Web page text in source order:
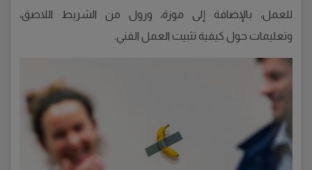
للعمل، بالإضافة إلى موزة، ورول من الشريط اللاصق،
وتعليمات حول كيفية تثبيت العمل الفني.